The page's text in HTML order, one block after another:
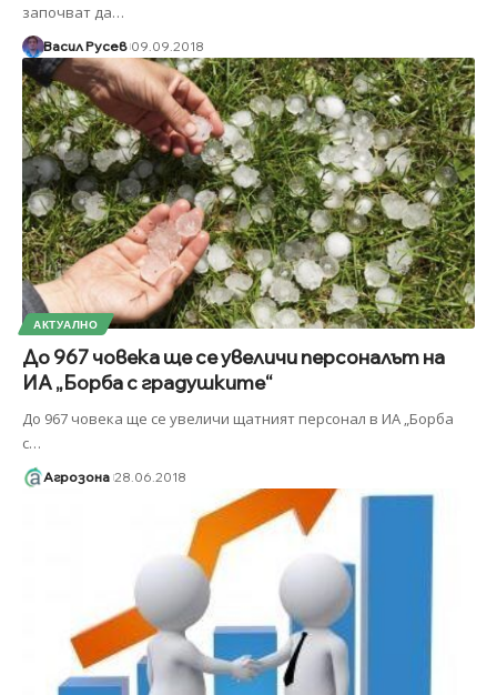
започват да…
Васил Русев 09.09.2018
АКТУАЛНО
До 967 човека ще се увеличи персоналът на
ИА „Борба с градушките“
До 967 човека ще се увеличи щатният персонал в ИА „Борба
с…
Агрозона 28.06.2018